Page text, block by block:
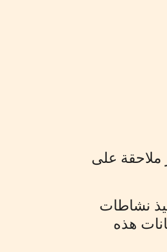
ملاحقة على
نشاطات
هذه